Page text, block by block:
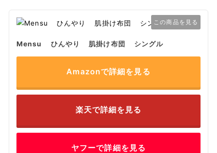
この商品を見る
Mensu ひんやり 肌掛け布団 シングル
Amazonで詳細を見る
楽天で詳細を見る
ヤフーで詳細を見る